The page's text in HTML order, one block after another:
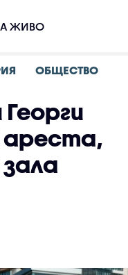
ЖИВО
ОБЩЕСТВО